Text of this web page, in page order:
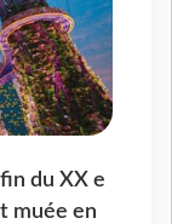
du XX e
muée en